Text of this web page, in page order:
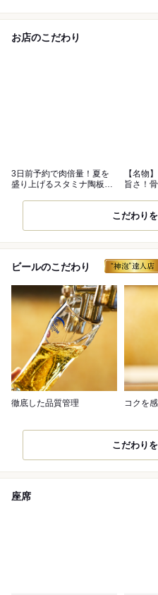
お店のこだわり
3日前予約で肉倍量！夏を
盛り上げるスタミナ陶板焼
【名物
旨さ！
こだわり
ビールのこだわり
徹底した品質管理 コクを
こだわり
座席